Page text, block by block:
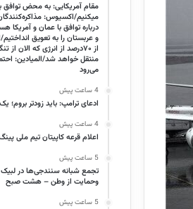
مقام آمریکایی: به محض توافق
میکنیم/اکسیوس: مذاکره‌کنندگان
درباره توافق با عمان و
و عربستان را به تعویق
از ۷۰درصد از انرژی که الان
منتقل خواهد شد/المیادین:
می‌رود
4 ساعت پیش
ادعای ترامپ: باید زودتر
4 ساعت پیش
اعلام قرعه کاپیتان تیم ملی
5 ساعت پیش
تجمع شبانه سنندجی‌ها در لبیک
وحمایت از وطن – هشت صبح
5 ساعت پیش